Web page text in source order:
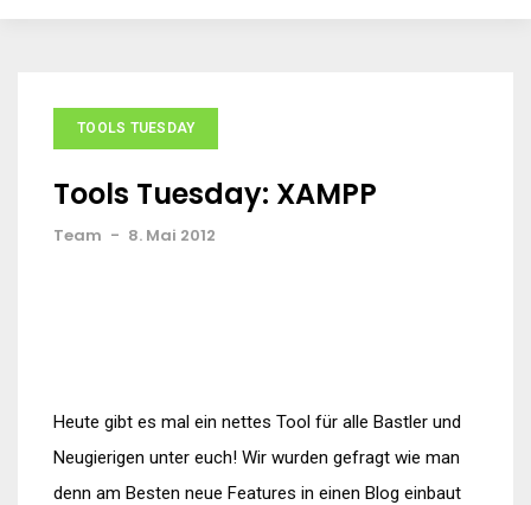
TOOLS TUESDAY
Tools Tuesday: XAMPP
Team - 8. Mai 2012
Heute gibt es mal ein nettes Tool für alle Bastler und
Neugierigen unter euch! Wir wurden gefragt wie man
denn am Besten neue Features in einen Blog einbaut